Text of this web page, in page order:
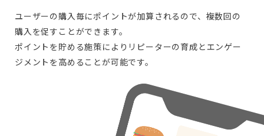
Menu Item 3
Menu Item 4
ユーザーの購入毎にポイントが加算されるので、複数回の
購入を促すことができます。
ポイントを貯める施策によりリピーターの育成とエンゲー
ジメントを高めることが可能です。